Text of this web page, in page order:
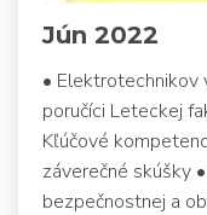
Jún 2022
• Elektrotechnikov
poručíci Leteckej
Kľúčové
záverečné skúšky
bezpečnostnej a